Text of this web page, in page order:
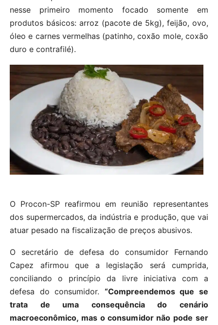
nesse primeiro momento focado somente em
produtos básicos: arroz (pacote de 5kg), feijão, ovo,
óleo e carnes vermelhas (patinho, coxão mole, coxão
duro e contrafilé).
O Procon-SP reafirmou em reunião representantes
dos supermercados, da indústria e produção, que vai
atuar pesado na fiscalização de preços abusivos.
O secretário de defesa do consumidor Fernando
Capez afirmou que a legislação será cumprida,
conciliando o princípio da livre iniciativa com a
defesa do consumidor. “Compreendemos que se
trata de uma consequência do cenário
macroeconômico, mas o consumidor não pode ser